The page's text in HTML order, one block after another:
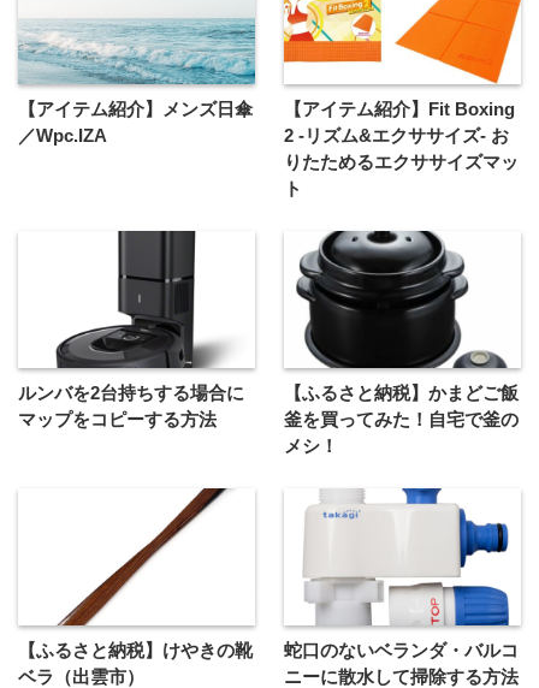
【アイテム紹介】メンズ日傘
／Wpc.IZA
【アイテム紹介】Fit Boxing
2 -リズム&エクササイズ- お
りたためるエクササイズマッ
ト
ルンバを2台持ちする場合に
マップをコピーする方法
【ふるさと納税】かまどご飯
釜を買ってみた！自宅で釜の
メシ！
【ふるさと納税】けやきの靴
ベラ（出雲市）
蛇口のないベランダ・バルコ
ニーに散水して掃除する方法